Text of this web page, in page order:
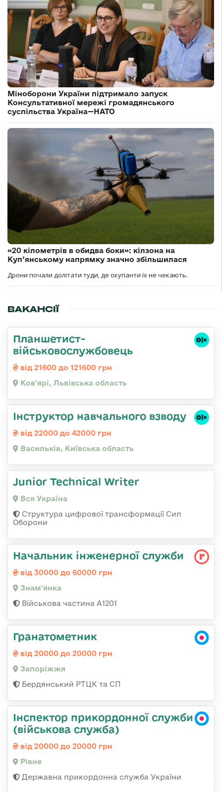
Міноборони України підтримало запуск
Консультативної мережі громадянського
суспільства Україна—НАТО
«20 кілометрів в обидва боки»: кілзона на
Куп’янському напрямку значно збільшилася
Дрони почали долітати туди, де окупанти їх не чекають.
ВАКАНСІЇ
Планшетист-
військовослужбовець
від 21600 до 121600 грн
Ков'ярі, Львівська область
Інструктор навчального взводу
від 22000 до 42000 грн
Васильків, Київська область
Junior Technical Writer
Вся Україна
Структура цифрової трансформації Сил
Оборони
Начальник інженерної служби
від 30000 до 60000 грн
Знам'янка
Військова частина А1201
Гранатометник
від 20000 до 20000 грн
Запоріжжя
Бердянський РТЦК та СП
Інспектор прикордонної служби
(військова служба)
від 20000 до 20000 грн
Рівне
Державна прикордонна служба України